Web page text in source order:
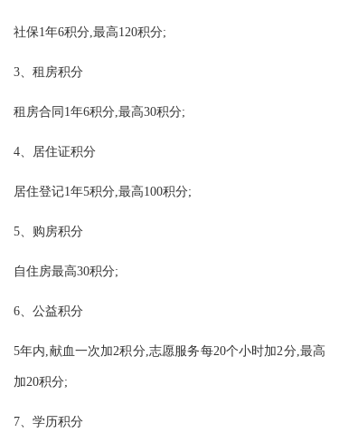
社保1年6积分,最高120积分;
3、租房积分
租房合同1年6积分,最高30积分;
4、居住证积分
居住登记1年5积分,最高100积分;
5、购房积分
自住房最高30积分;
6、公益积分
5年内,献血一次加2积分,志愿服务每20个小时加2分,最高
加20积分;
7、学历积分